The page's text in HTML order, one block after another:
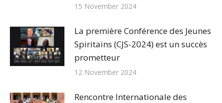
15 November 2024
La première Conférence des Jeunes
Spiritains (CJS-2024) est un succès
prometteur
12 November 2024
Rencontre Internationale des